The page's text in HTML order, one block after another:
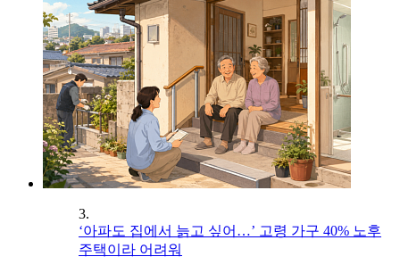
3.
‘아파도 집에서 늙고 싶어…’ 고령 가구 40% 노후
주택이라 어려워